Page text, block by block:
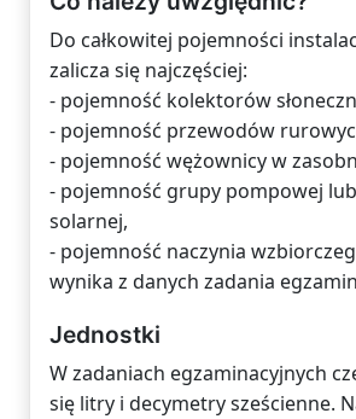
Do całkowitej pojemności
zalicza się najczęściej:
- pojemność kolektorów
- pojemność przewodów
- pojemność wężownicy w
- pojemność grupy pompowej
solarnej,
- pojemność naczynia
wynika z danych zadania
Jednostki
W zadaniach egzaminacyjnych
się litry i decymetry sześcienne.